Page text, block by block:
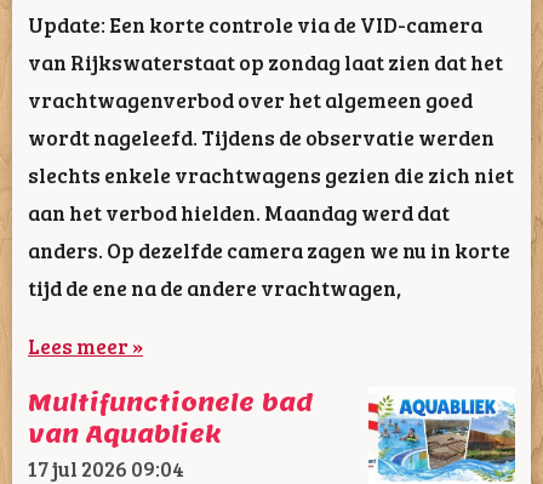
Update: Een korte controle via de VID-camera
van Rijkswaterstaat op zondag laat zien dat het
vrachtwagenverbod over het algemeen goed
wordt nageleefd. Tijdens de observatie werden
slechts enkele vrachtwagens gezien die zich niet
aan het verbod hielden. Maandag werd dat
anders. Op dezelfde camera zagen we nu in korte
tijd de ene na de andere vrachtwagen,
Lees meer »
Multifunctionele bad
van Aquabliek
17 jul 2026 09:04